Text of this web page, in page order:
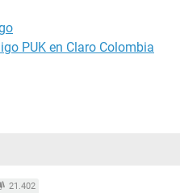
PUK en Claro Colombia
21.402